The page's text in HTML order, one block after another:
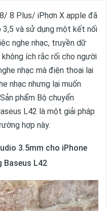
8 Plus/ iPhơn X apple đã
và sử dụng một kết nối
nghe nhạc, truyền dữ
không ích rắc rối cho người
nhạc mà điện thoại lại
nhạc nhưng lại muốn
phẩm Bộ chuyển
L42 là một giải pháp
hợp này.
3.5mm cho iPhone
Baseus L42